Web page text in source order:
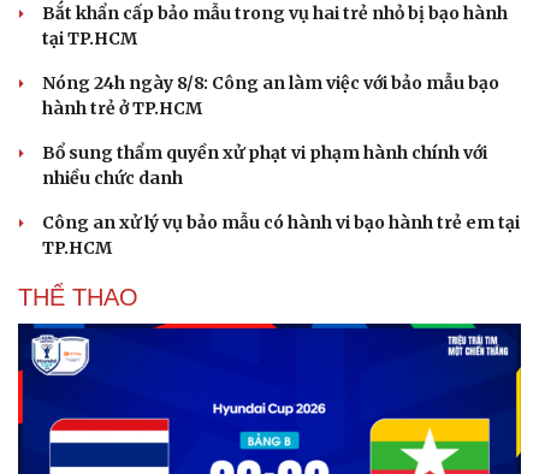
Bắt khẩn cấp bảo mẫu trong vụ hai trẻ nhỏ bị bạo hành
tại TP.HCM
Nóng 24h ngày 8/8: Công an làm việc với bảo mẫu bạo
hành trẻ ở TP.HCM
Bổ sung thẩm quyền xử phạt vi phạm hành chính với
nhiều chức danh
Công an xử lý vụ bảo mẫu có hành vi bạo hành trẻ em tại
TP.HCM
THỂ THAO